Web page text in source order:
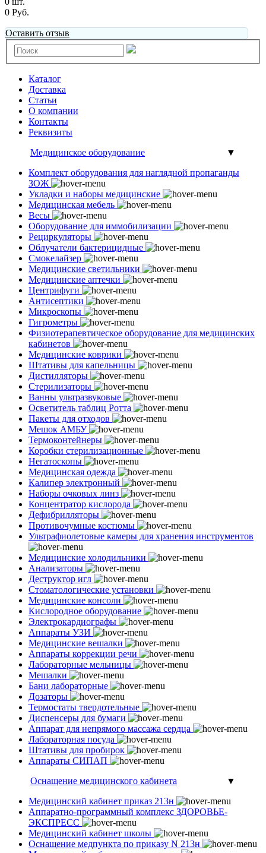
0 Руб.
Оставить отзыв
Каталог
Доставка
Статьи
О компании
Контакты
Реквизиты
Медицинское оборудование
▼
Комплект оборудования для наглядной пропаганды
ЗОЖ
Укладки и наборы медицинские
Медицинская мебель
Весы
Оборудование для иммобилизации
Рециркуляторы
Облучатели бактерицидные
Смокелайзер
Медицинские светильники
Медицинские аптечки
Центрифуги
Антисептики
Микроскопы
Гигрометры
Физиотерапевтическое оборудование для медицинских
кабинетов
Медицинские коврики
Штативы для капельницы
Дистилляторы
Стерилизаторы
Ванны ультразвуковые
Осветитель таблиц Ротта
Пакеты для отходов
Мешок АМБУ
Термоконтейнеры
Коробки стерилизационные
Негатоскопы
Медицинская одежда
Калипер электронный
Наборы очковых линз
Концентратор кислорода
Дефибрилляторы
Противочумные костюмы
Ультрафиолетовые камеры для хранения инструментов
Медицинские холодильники
Анализаторы
Деструктор игл
Стоматологические установки
Медицинские консоли
Кислородное оборудование
Электрокардиографы
Аппараты УЗИ
Медицинские вешалки
Аппараты коррекции речи
Лабораторные мельницы
Мешалки
Бани лабораторные
Дозаторы
Термостаты твердотельные
Диспенсеры для бумаги
Аппарат для непрямого массажа сердца
Лабораторная посуда
Штативы для пробирок
Аппараты СИПАП
Оснащение медицинского кабинета
▼
Медицинский кабинет приказ 213н
Аппаратно-программный комплекс ЗДОРОВЬЕ-
ЭКСПРЕСС
Медицинский кабинет школы
Оснащение медпункта по приказу N 213н